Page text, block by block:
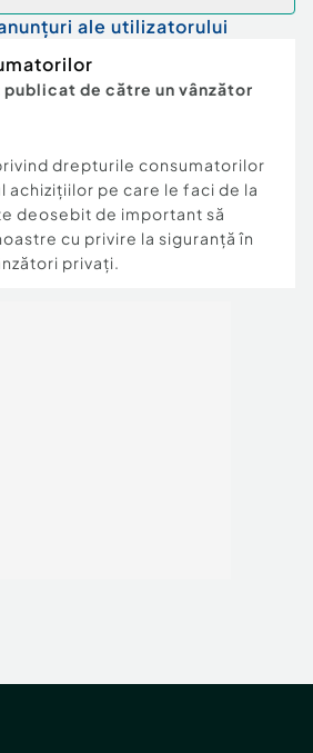
ale utilizatorului
de către un vânzător
drepturile consumatorilor
achizițiilor pe care le faci de la
deosebit de important să
cu privire la siguranță în
privați.